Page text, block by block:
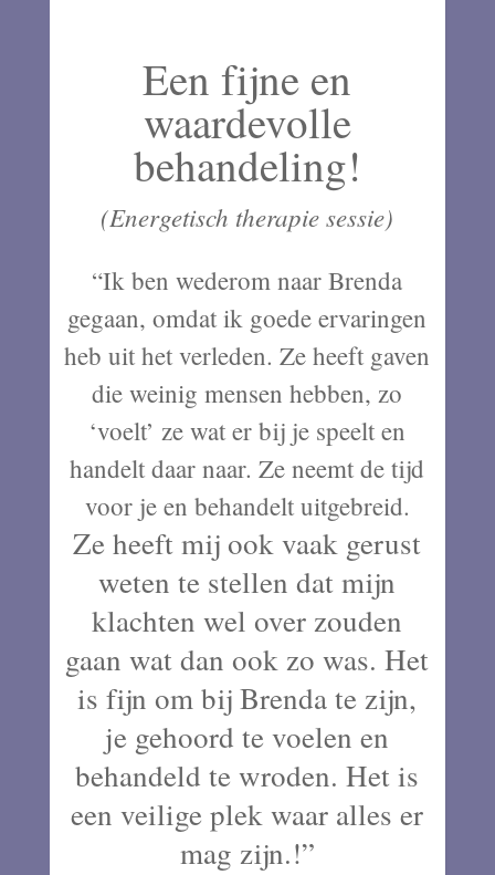
Een fijne en
waardevolle
behandeling!
(Energetisch therapie sessie)
“Ik ben wederom naar Brenda
gegaan, omdat ik goede ervaringen
heb uit het verleden. Ze heeft gaven
die weinig mensen hebben, zo
‘voelt’ ze wat er bij je speelt en
handelt daar naar. Ze neemt de tijd
voor je en behandelt uitgebreid.
Ze heeft mij ook vaak gerust
weten te stellen dat mijn
klachten wel over zouden
gaan wat dan ook zo was. Het
is fijn om bij Brenda te zijn,
je gehoord te voelen en
behandeld te wroden. Het is
een veilige plek waar alles er
mag zijn.!”